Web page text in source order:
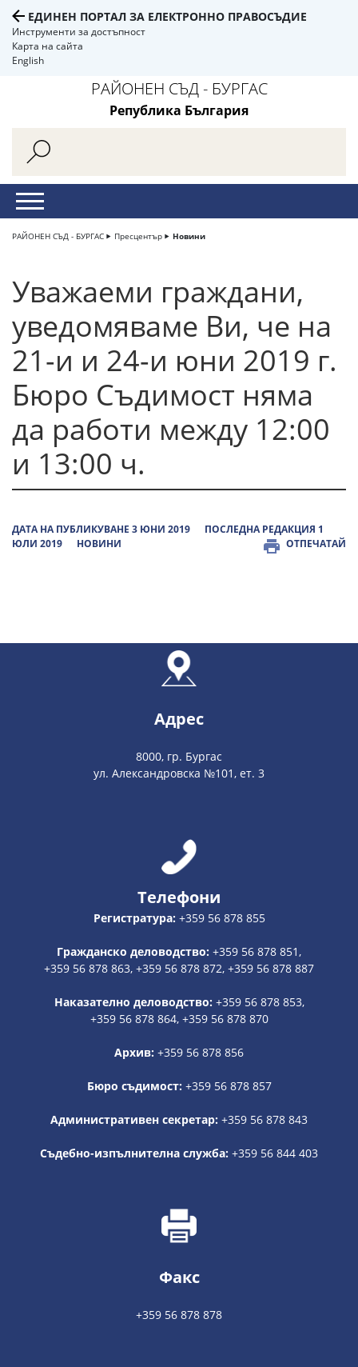
ЕДИНЕН ПОРТАЛ ЗА ЕЛЕКТРОННО ПРАВОСЪДИЕ
Инструменти за достъпност
Карта на сайта
English
РАЙОНЕН СЪД - БУРГАС
Република България
РАЙОНЕН СЪД - БУРГАС Пресцентър Новини
Уважаеми граждани,
уведомяваме Ви, че на
21-и и 24-и юни 2019 г.
Бюро Съдимост няма
да работи между 12:00
и 13:00 ч.
ДАТА НА ПУБЛИКУВАНЕ 3 ЮНИ 2019
ПОСЛЕДНА РЕДАКЦИЯ 1
ЮЛИ 2019
НОВИНИ ОТПЕЧАТАЙ
Адрес
8000, гр. Бургас
ул. Александровска №101, ет. 3
Телефони
Регистратура: +359 56 878 855
Гражданско деловодство: +359 56 878 851,
+359 56 878 863, +359 56 878 872, +359 56 878 887
Наказателно деловодство: +359 56 878 853,
+359 56 878 864, +359 56 878 870
Архив: +359 56 878 856
Бюро съдимост: +359 56 878 857
Административен секретар: +359 56 878 843
Съдебно-изпълнителна служба: +359 56 844 403
Факс
+359 56 878 878